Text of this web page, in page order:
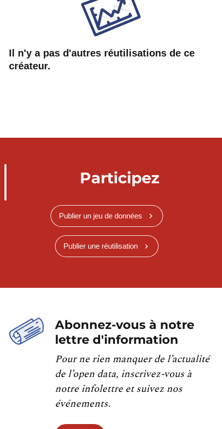
Il n'y a pas d'autres réutilisations de ce
créateur.
Participez
Publier un jeu de données
Publier une réutilisation
Abonnez-vous à notre
lettre d'information
Pour ne rien manquer de l’actualité
de l’open data, inscrivez-vous à
notre infolettre et suivez nos
événements.